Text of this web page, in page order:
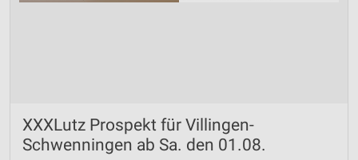
XXXLutz Prospekt für Villingen-
Schwenningen ab Sa. den 01.08.